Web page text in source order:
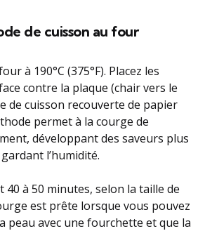
de cuisson au four
à 190°C (375°F). Placez les
contre la plaque (chair vers le
de cuisson recouverte de papier
permet à la courge de
développant des saveurs plus
l’humidité.
à 50 minutes, selon la taille de
est prête lorsque vous pouvez
peau avec une fourchette et que la